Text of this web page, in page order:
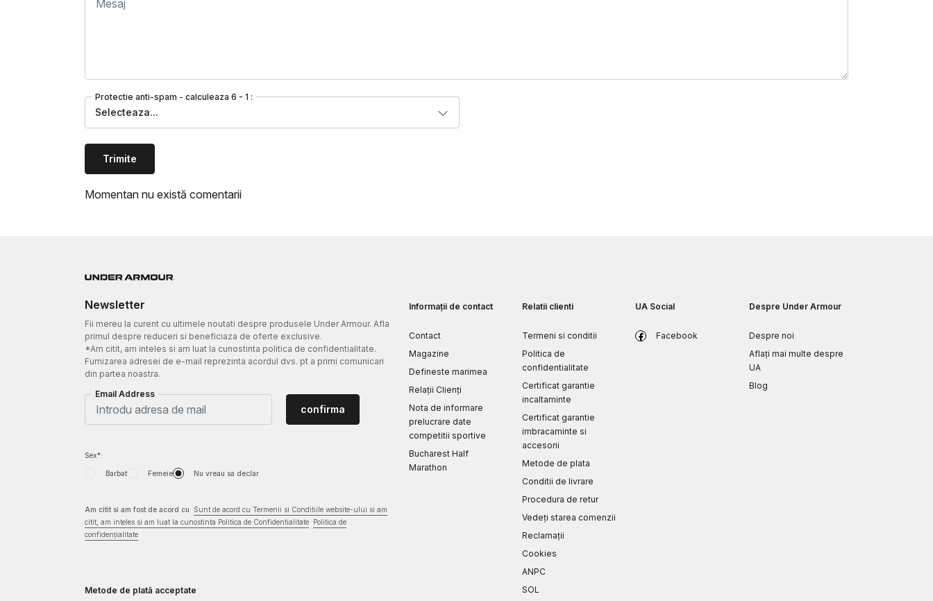
Protectie anti-spam - calculeaza 6 - 1 :
Selecteaza...
Trimite
Momentan nu există comentarii
Newsletter
Fii mereu la curent cu ultimele noutati despre produsele Under Armour. Afla
primul despre reduceri si beneficiaza de oferte exclusive.
*Am citit, am inteles si am luat la cunostinta politica de confidentialitate.
Furnizarea adresei de e-mail reprezinta acordul dvs. pt a primi comunicari
din partea noastra.
Email Address
Sex*:
Barbat Femeie Nu vreau sa declar
confirma
Am citit si am fost de acord cu
Sunt de acord cu Termenii si Conditiile website-ului si am
citit, am inteles si am luat la cunostinta Politica de Confidentialitate
Politica de
confidențialitate
Metode de plată acceptate
Informații de contact
Contact
Magazine
Defineste marimea
Relații Clienți
Nota de informare
prelucrare date
competitii sportive
Bucharest Half
Marathon
Relatii clienti
Termeni si conditii
Politica de
confidentialitate
Certificat garantie
incaltaminte
Certificat garantie
imbracaminte si
accesorii
Metode de plata
Conditii de livrare
Procedura de retur
Vedeți starea comenzii
Reclamaţii
Cookies
ANPC
SOL
UA Social
Facebook
Despre Under Armour
Despre noi
Aflați mai multe despre
UA
Blog